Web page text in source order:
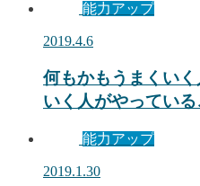
能力アップ
2019.4.6
何もかもうまくい
いく人がやっている
能力アップ
2019.1.30